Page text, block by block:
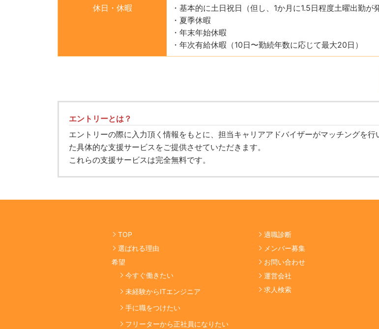
休日・休暇
・基本的に土日祝日（但し、1か月に1.5日程度土曜出勤が
・夏季休暇
・年末年始休暇
・年次有給休暇（10日〜勤続年数に応じて最大20日）
エントリーとは？
エントリーの際に入力頂く情報をもとに、担当キャリアアドバイザーがマッチングを
た具体的な支援サービスをご提供させていただきます。
これらの支援サービスは完全無料です。
TOP
選ばれる理由
希望
今すぐ働きたい
未経験からITエンジニア
手に職をつけたい
フリーターから正社員になりたい
適職診断
メンバー募集
お問い合わせ
運営会社
求人検索